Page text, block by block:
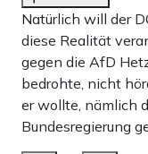
Natürlich will der
diese Realität
gegen die AfD
bedrohte, nicht
er wollte, nämlich
Bundesregierung